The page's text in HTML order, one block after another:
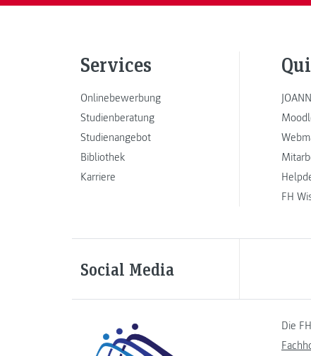
Services
Onlinebewerbung
Studienberatung
Studienangebot
Bibliothek
Karriere
FH
Social Media
Die